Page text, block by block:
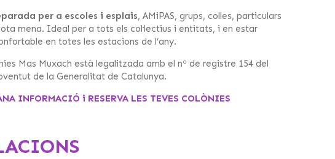
per a escoles i esplais, AMiPAS, grups, colles, particulars
mena. Ideal per a tots els col·lectius i entitats, i en estar
en totes les estacions de l’any.
Mas Muxach està legalitzada amb el nº de registre 154 del
de la Generalitat de Catalunya.
INFORMACIÓ i RESERVA LES TEVES COLÒNIES